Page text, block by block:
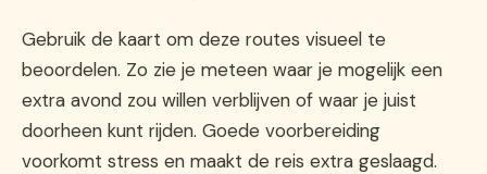
Gebruik de kaart om deze routes visueel te
beoordelen. Zo zie je meteen waar je mogelijk een
extra avond zou willen verblijven of waar je juist
doorheen kunt rijden. Goede voorbereiding
voorkomt stress en maakt de reis extra geslaagd.